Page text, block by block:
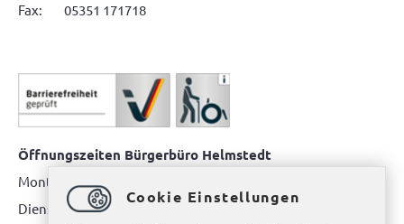
Fax: 05351 171718
Öffnungszeiten Bürgerbüro Helmstedt
Montag: 08.00 bis 12.00 Uhr
Dienstag: 08.00 bis 12.00 Uhr & 15.00 Uhr bis 17.00 Uhr
Cookie Einstellungen